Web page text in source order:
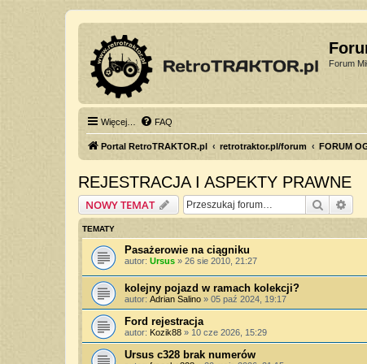
Forum
Więcej… FAQ
Portal RetroTRAKTOR.pl retrotraktor.pl/forum FORUM
REJESTRACJA I ASPEKTY PRAWNE
NOWY TEMAT Szukaj
TEMATY
Pasażerowie na ciągniku
autor: Ursus » 26 sie 2010, 21:27
kolejny pojazd w ramach kolekcji?
autor: Adrian Salino » 05 paź 2024, 19:17
Ford rejestracja
autor: Kozik88 » 10 cze 2026, 15:29
Ursus c328 brak numerów